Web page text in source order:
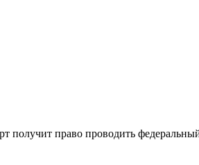
получит право проводить